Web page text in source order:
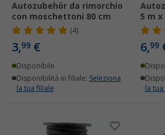
Autozubehör da rimorchio
con moschettoni 80 cm
(4)
3,99 €
Disponibile
Disponibilità in filiale: Seleziona
la tua filiale
5 m x
6,99
la